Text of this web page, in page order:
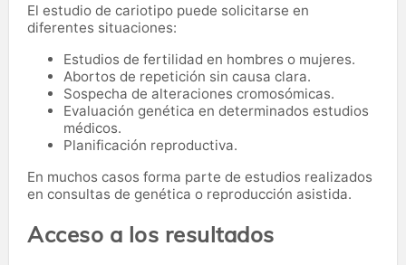
El estudio de cariotipo puede solicitarse en
diferentes situaciones:
Estudios de fertilidad en hombres o mujeres.
Abortos de repetición sin causa clara.
Sospecha de alteraciones cromosómicas.
Evaluación genética en determinados estudios
médicos.
Planificación reproductiva.
En muchos casos forma parte de estudios realizados
en consultas de genética o reproducción asistida.
Acceso a los resultados